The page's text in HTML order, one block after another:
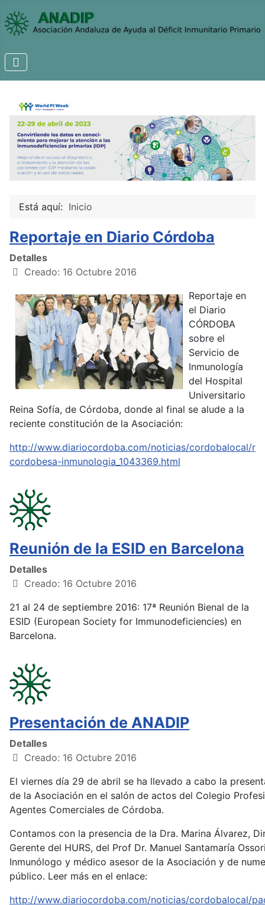
Está aquí: Inicio
Reportaje en Diario Córdoba
Detalles
Creado: 16 Octubre 2016
Reportaje en
el Diario
CÓRDOBA
sobre el
Servicio de
Inmunología
del Hospital
Universitario
Reina Sofía, de Córdoba, donde al final se alude a la
reciente constitución de la Asociación:
http://www.diariocordoba.com/noticias/cordobalocal/
cordobesa-inmunologia_1043369.html
Reunión de la ESID en Barcelona
Detalles
Creado: 16 Octubre 2016
21 al 24 de septiembre 2016: 17ª Reunión Bienal de la
ESID (European Society for Immunodeficiencies) en
Barcelona.
Presentación de ANADIP
Detalles
Creado: 16 Octubre 2016
El viernes día 29 de abril se ha llevado a cabo la
de la Asociación en el salón de actos del Colegio
Agentes Comerciales de Córdoba.
Contamos con la presencia de la Dra. Marina Álvarez,
Gerente del HURS, del Prof Dr. Manuel Santamaría
Inmunólogo y médico asesor de la Asociación y de
público. Leer más en el enlace:
http://www.diariocordoba.com/noticias/cordobalocal/